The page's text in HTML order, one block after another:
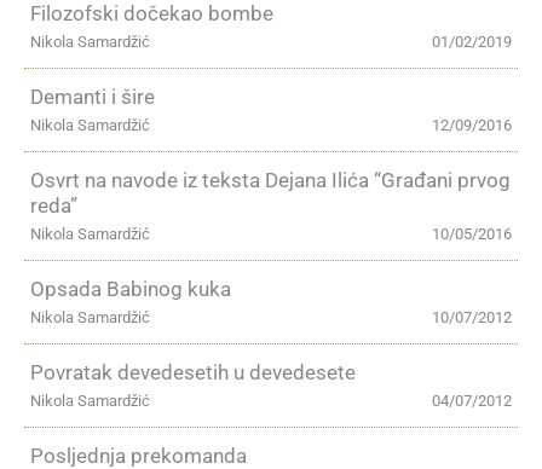
Filozofski dočekao bombe
01/02/2019
Nikola Samardžić
Demanti i šire
12/09/2016
Nikola Samardžić
Osvrt na navode iz teksta Dejana Ilića “Građani prvog
reda”
10/05/2016
Nikola Samardžić
Opsada Babinog kuka
10/07/2012
Nikola Samardžić
Povratak devedesetih u devedesete
04/07/2012
Nikola Samardžić
Posljednja prekomanda